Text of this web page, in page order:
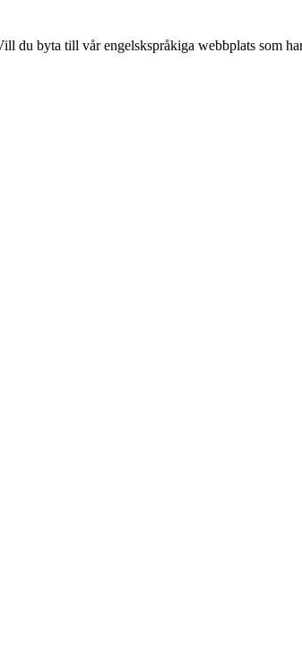
du byta till vår engelskspråkiga webbplats som